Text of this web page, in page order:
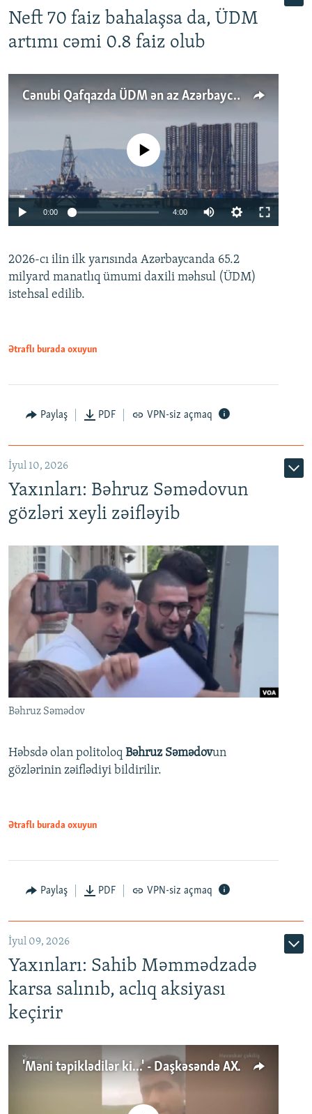
Neft 70 faiz bahalaşsa da, ÜDM
artımı cəmi 0.8 faiz olub
Cənubi Qafqazda ÜDM ən az Azərbaycanda artır: Qonşuları niyə Bakını qabaqlaya bilir?
Auto 240p 360p 480p
No media source currently available
0:00 4:00
360p
480p
2026-cı ilin ilk yarısında Azərbaycanda 65.2
milyard manatlıq ümumi daxili məhsul (ÜDM)
istehsal edilib.
Ətraflı burada oxuyun
Paylaş PDF VPN-siz açmaq
İyul 10, 2026
Yaxınları: Bəhruz Səmədovun
gözləri xeyli zəifləyib
Bəhruz Səmədov
Həbsdə olan politoloq Bəhruz Səmədovun
gözlərinin zəiflədiyi bildirilir.
Ətraflı burada oxuyun
Paylaş PDF VPN-siz açmaq
İyul 09, 2026
Yaxınları: Sahib Məmmədzadə
karsa salınıb, aclıq aksiyası
keçirir
'Məni təpiklədilər ki...' - Daşkəsəndə AXCP fəalının yaxınları onun həbsinə etiraz edirlər